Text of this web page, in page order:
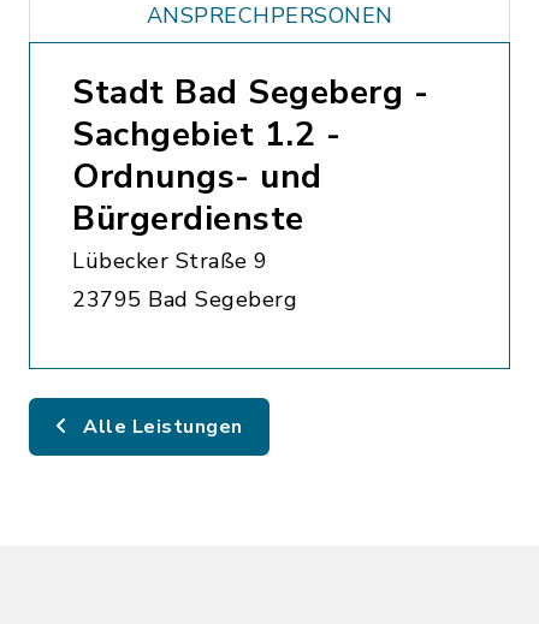
ANSPRECHPERSONEN
Stadt Bad Segeberg -
Sachgebiet 1.2 -
Ordnungs- und
Bürgerdienste
Lübecker Straße 9
23795 Bad Segeberg
Alle Leistungen